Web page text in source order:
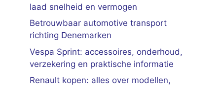
laad snelheid en vermogen
Betrouwbaar automotive transport
richting Denemarken
Vespa Sprint: accessoires, onderhoud,
verzekering en praktische informatie
Renault kopen: alles over modellen,